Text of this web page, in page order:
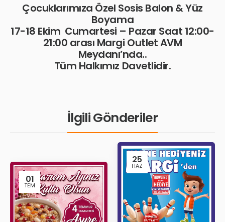
Çocuklarımıza Özel Sosis Balon & Yüz
Boyama
17-18 Ekim Cumartesi – Pazar Saat 12:00-
21:00 arası Margi Outlet AVM
Meydanı’nda..
Tüm Halkımız Davetlidir.
İlgili Gönderiler
01
TEM
25
HAZ